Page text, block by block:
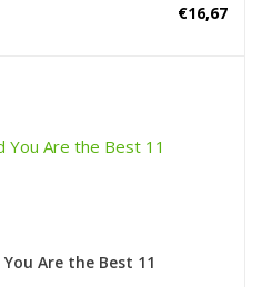
€16,67
Are the Best 11